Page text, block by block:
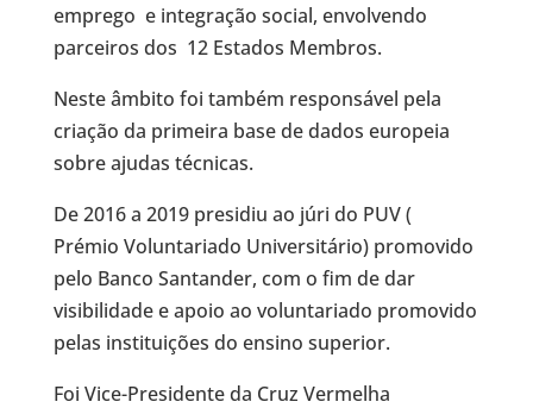
emprego e integração social, envolvendo
parceiros dos 12 Estados Membros.
Neste âmbito foi também responsável pela
criação da primeira base de dados europeia
sobre ajudas técnicas.
De 2016 a 2019 presidiu ao júri do PUV (
Prémio Voluntariado Universitário) promovido
pelo Banco Santander, com o fim de dar
visibilidade e apoio ao voluntariado promovido
pelas instituições do ensino superior.
Foi Vice-Presidente da Cruz Vermelha